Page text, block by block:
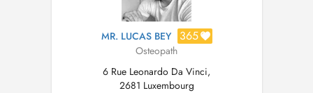
MR. LUCAS BEY 365
Osteopath
6 Rue Leonardo Da Vinci,
2681 Luxembourg